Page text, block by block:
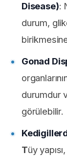
Disease):
durum,
Gonad
durumdur
görülebilir.
Tüy